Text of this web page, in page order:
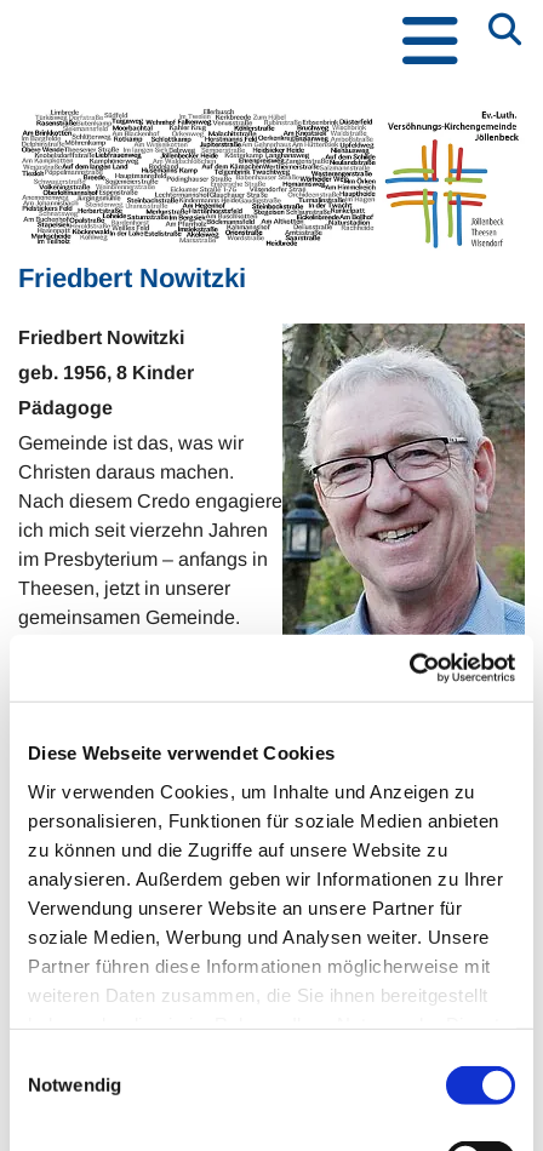
Diese Webseite verwendet Cookies
Wir verwenden Cookies, um Inhalte und Anzeigen zu
personalisieren, Funktionen für soziale Medien anbieten
zu können und die Zugriffe auf unsere Website zu
analysieren. Außerdem geben wir Informationen zu Ihrer
Verwendung unserer Website an unsere Partner für
soziale Medien, Werbung und Analysen weiter. Unsere
Partner führen diese Informationen möglicherweise mit
weiteren Daten zusammen, die Sie ihnen bereitgestellt
Notwendig
Friedbert Nowitzki
Friedbert Nowitzki
geb. 1956, 8 Kinder
Pädagoge
Gemeinde ist das, was wir
Christen daraus machen.
Nach diesem Credo engagiere
ich mich seit vierzehn Jahren
im Presbyterium – anfangs in
Theesen, jetzt in unserer
gemeinsamen Gemeinde.
Musik und organisiere zudem klassische Konzerte in der
Meine Aufgabenfelder waren bisher Gestaltung von
Gottesdiensten, die Gartengruppe in Theesen,
Öffentlichkeitsarbeit und die Leitung des Ausschusses für
das Zentrum Theesen.
Zudem bin ich Prädikant in unserer Gemeinde und halte
regelmäßig Gottesdienste in den Kirchen der Zentren.
(Stand: Februar 24)
Im September 2025 ist Friedbert Nowitzzki auf eigenen
Wunsch aus dem Presbyterium ausgeschieden. Herzlich
den Menschen zugewandte Arbeit für unsere Gemeinde,